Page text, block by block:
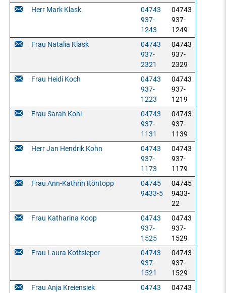
Herr Mark Klask
04743
937-
1243
04743
937-
1249
Frau Natalia Klask
04743
937-
2321
04743
937-
2329
Frau Heidi Koch
04743
937-
1223
04743
937-
1219
Frau Sarah Kohl
04743
937-
1131
04743
937-
1139
Herr Jan Hendrik Kohn
04743
937-
1173
04743
937-
1179
Frau Ann-Kathrin Köntopp
04745
9433-5
04745
9433-
22
Frau Katharina Koop
04743
937-
1525
04743
937-
1529
Frau Laura Kottsieper
04743
937-
1521
04743
937-
1529
Frau Anja Kreiensiek
04743
04743